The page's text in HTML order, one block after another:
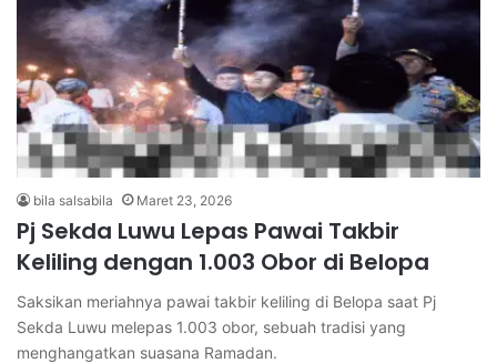
bila salsabila Maret 23, 2026
Pj Sekda Luwu Lepas Pawai Takbir
Keliling dengan 1.003 Obor di Belopa
Saksikan meriahnya pawai takbir keliling di Belopa saat Pj
Sekda Luwu melepas 1.003 obor, sebuah tradisi yang
menghangatkan suasana Ramadan.